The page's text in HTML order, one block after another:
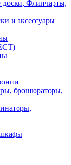
доски, Флипчарты,
и аксессуары
брошюраторы,